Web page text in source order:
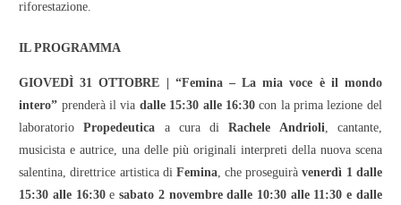
riforestazione.
IL PROGRAMMA
GIOVEDÌ 31 OTTOBRE | “Femina – La mia voce è il mondo
intero” prenderà il via dalle 15:30 alle 16:30con la prima lezione del
laboratorioPropedeutica a cura diRachele Andrioli, cantante,
musicista e autrice, una delle più originali interpreti della nuova scena
salentina, direttrice artistica di Femina, che proseguiràvenerdì 1 dalle
15:30 alle 16:30esabato 2 novembre dalle 10:30 alle 11:30 e dalle